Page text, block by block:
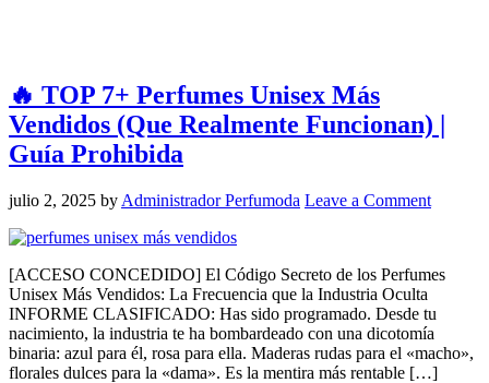
🔥 TOP 7+ Perfumes Unisex Más
Vendidos (Que Realmente Funcionan) |
Guía Prohibida
julio 2, 2025 by Administrador Perfumoda Leave a Comment
[ACCESO CONCEDIDO] El Código Secreto de los Perfumes
Unisex Más Vendidos: La Frecuencia que la Industria Oculta
INFORME CLASIFICADO: Has sido programado. Desde tu
nacimiento, la industria te ha bombardeado con una dicotomía
binaria: azul para él, rosa para ella. Maderas rudas para el «macho»,
florales dulces para la «dama». Es la mentira más rentable […]